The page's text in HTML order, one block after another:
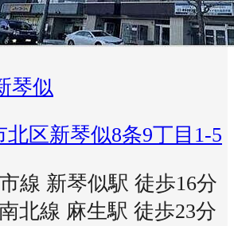
琴似
区新琴似8条9丁目1-5
線 新琴似駅 徒歩16分
北線 麻生駅 徒歩23分